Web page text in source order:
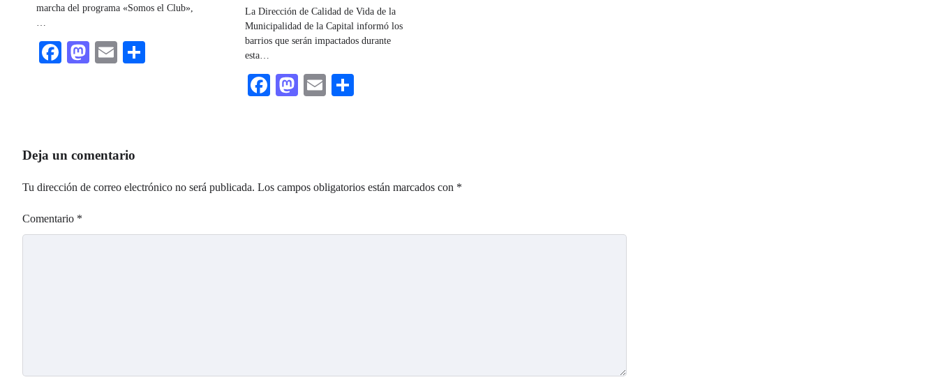
marcha del programa «Somos el Club»,
…
Facebook
Mastodon
Email
La Dirección de Calidad de Vida de la
Municipalidad de la Capital informó los
barrios que serán impactados durante
esta…
Facebook
Mastodon
Email
Deja un comentario
Tu dirección de correo electrónico no será publicada. Los campos obligatorios están marcados con *
Comentario *